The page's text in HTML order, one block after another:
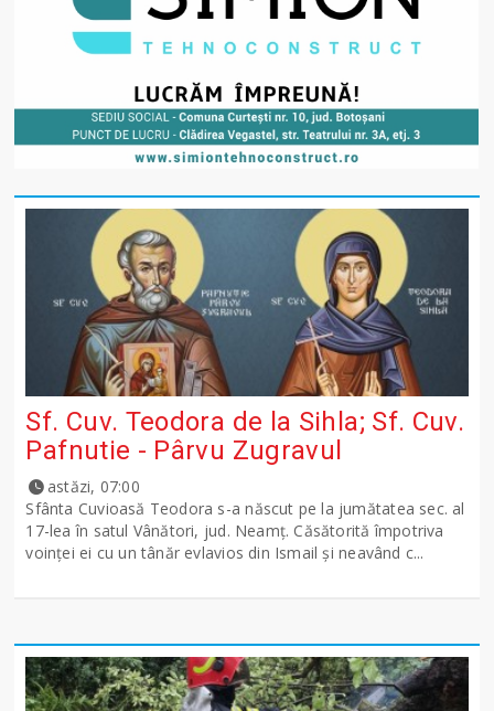
Sf. Cuv. Teodora de la Sihla; Sf. Cuv.
Pafnutie - Pârvu Zugravul
astăzi, 07:00
Sfânta Cuvioasă Teodora s-a născut pe la jumătatea sec. al
17-lea în satul Vânători, jud. Neamţ. Căsătorită împotriva
voinţei ei cu un tânăr evlavios din Ismail şi neavând c...